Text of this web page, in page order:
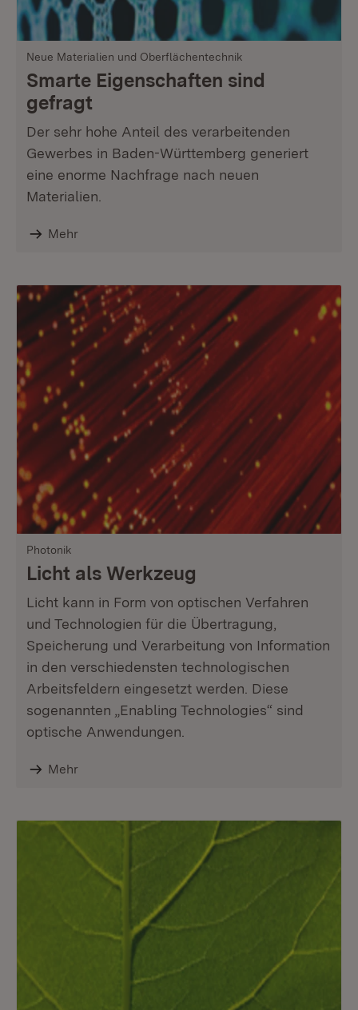
Neue Materialien und Oberflächentechnik
Smarte Eigenschaften sind
gefragt
Der sehr hohe Anteil des verarbeitenden
Gewerbes in Baden-Württemberg generiert
eine enorme Nachfrage nach neuen
Materialien.
Mehr
Photonik
Licht als Werkzeug
Licht kann in Form von optischen Verfahren
und Technologien für die Übertragung,
Speicherung und Verarbeitung von Information
in den verschiedensten technologischen
Arbeitsfeldern eingesetzt werden. Diese
sogenannten „Enabling Technologies“ sind
optische Anwendungen.
Mehr